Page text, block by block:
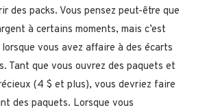
des packs. Vous pensez peut-être que
à certains moments, mais c’est
vous avez affaire à des écarts
Tant que vous ouvrez des paquets et
(4 $ et plus), vous devriez faire
des paquets. Lorsque vous